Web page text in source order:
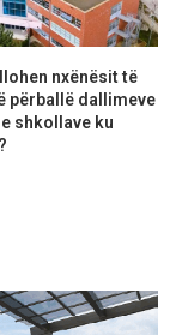
nxënësit të
përballë dallimeve
shkollave ku